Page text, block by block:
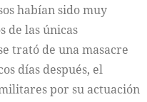
habían sido muy
de las únicas
trató de una masacre
días después, el
por su actuación